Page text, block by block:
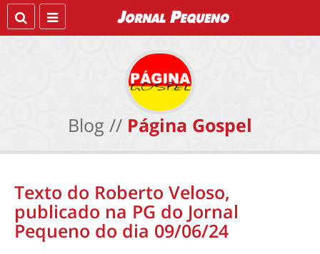
Blog // Página Gospel
Texto do Roberto Veloso,
publicado na PG do Jornal
Pequeno do dia 09/06/24